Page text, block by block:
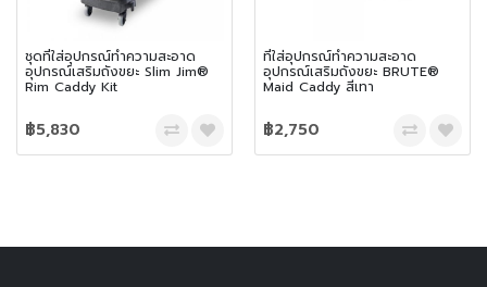
ชุดที่ใส่อุปกรณ์ทำความสะอาด
อุปกรณ์เสริมถังขยะ Slim Jim®
Rim Caddy Kit
฿5,830
ที่ใส่อุปกรณ์ทำความสะอาด
อุปกรณ์เสริมถังขยะ BRUTE®
Maid Caddy สีเทา
฿2,750